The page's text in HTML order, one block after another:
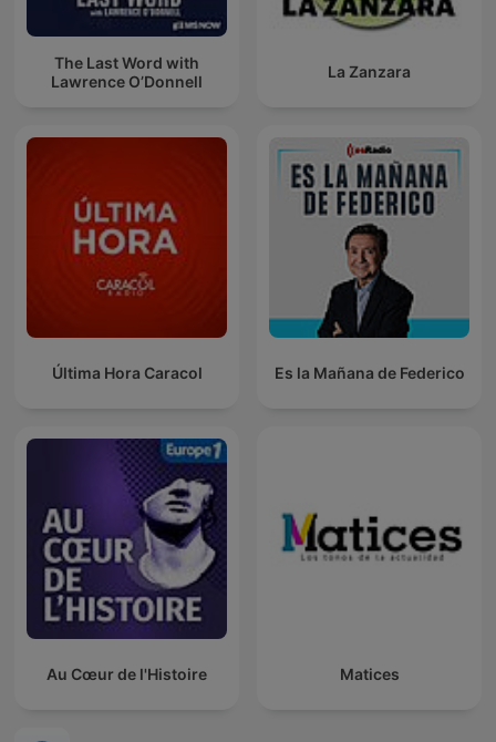
The Last Word with
Lawrence O’Donnell
La Zanzara
Última Hora Caracol Es la Mañana de Federico
Au Cœur de l'Histoire Matices